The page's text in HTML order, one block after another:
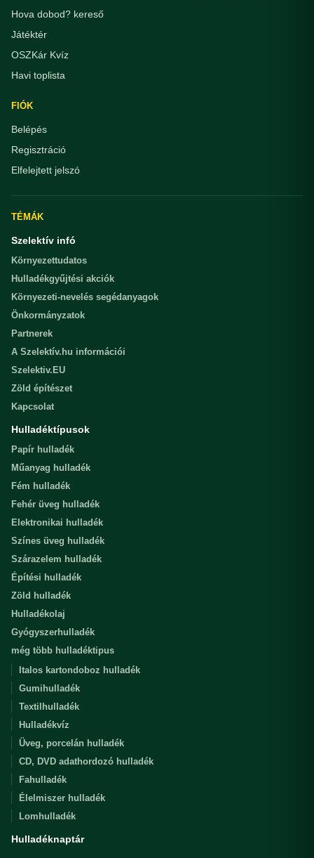
Hova dobod? kereső
Játéktér
OSZKár Kvíz
Havi toplista
FIÓK
Belépés
Regisztráció
Elfelejtett jelszó
TÉMÁK
Szelektív infó
Környezettudatos
Hulladékgyűjtési akciók
Környezeti-nevelés segédanyagok
Önkormányzatok
Partnerek
A Szelektív.hu információi
Szelektiv.EU
Zöld építészet
Kapcsolat
Hulladéktípusok
Papír hulladék
Műanyag hulladék
Fém hulladék
Fehér üveg hulladék
Elektronikai hulladék
Színes üveg hulladék
Szárazelem hulladék
Építési hulladék
Zöld hulladék
Hulladékolaj
Gyógyszerhulladék
még több hulladéktipus
Italos kartondoboz hulladék
Gumihulladék
Textilhulladék
Hulladékvíz
Üveg, porcelán hulladék
CD, DVD adathordozó hulladék
Fahulladék
Élelmiszer hulladék
Lomhulladék
Hulladéknaptár